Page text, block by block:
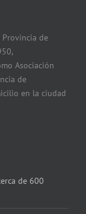
Provincia de
Asociación
de
en la ciudad
de 600